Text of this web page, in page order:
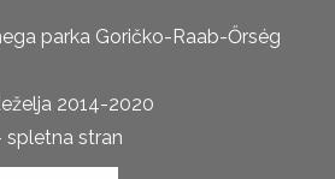
parka Goričko-Raab-Őrség
2014-2020
stran